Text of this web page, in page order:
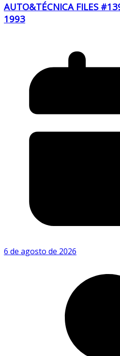
AUTO&TÉCNICA FILES
1993
6 de agosto de 2026